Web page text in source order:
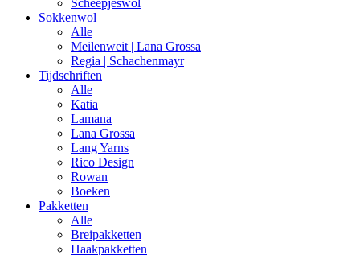
Sokkenwol
Alle
Meilenweit | Lana Grossa
Regia | Schachenmayr
Tijdschriften
Alle
Katia
Lamana
Lana Grossa
Lang Yarns
Rico Design
Rowan
Boeken
Pakketten
Alle
Breipakketten
Haakpakketten